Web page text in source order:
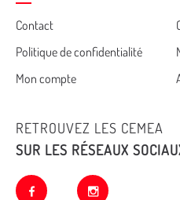
Cemea
footer
Contact
Politique de confidentialité
Mon compte
RETROUVEZ LES CEMEA
SUR LES RÉSEAUX
facebook instagram